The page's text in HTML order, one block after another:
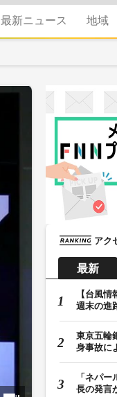
最新ニュース 地域
アク
最新
【台風
週末の進
東京五輪
身事故に
「ネパ
長の発言